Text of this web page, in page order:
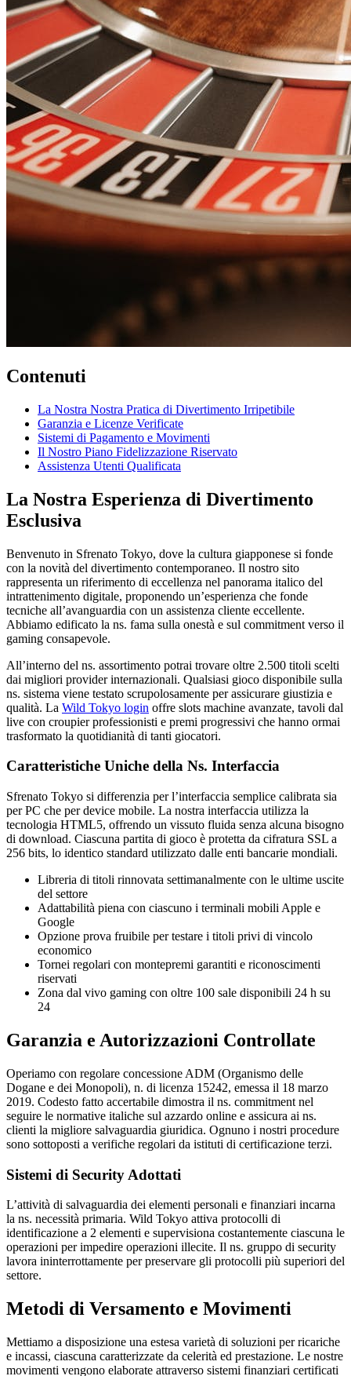
Contenuti
La Nostra Nostra Pratica di Divertimento Irripetibile
Garanzia e Licenze Verificate
Sistemi di Pagamento e Movimenti
Il Nostro Piano Fidelizzazione Riservato
Assistenza Utenti Qualificata
La Nostra Esperienza di Divertimento
Esclusiva
Benvenuto in Sfrenato Tokyo, dove la cultura giapponese si fonde
con la novità del divertimento contemporaneo. Il nostro sito
rappresenta un riferimento di eccellenza nel panorama italico del
intrattenimento digitale, proponendo un’esperienza che fonde
tecniche all’avanguardia con un assistenza cliente eccellente.
Abbiamo edificato la ns. fama sulla onestà e sul commitment verso il
gaming consapevole.
All’interno del ns. assortimento potrai trovare oltre 2.500 titoli scelti
dai migliori provider internazionali. Qualsiasi gioco disponibile sulla
ns. sistema viene testato scrupolosamente per assicurare giustizia e
qualità. La Wild Tokyo login offre slots machine avanzate, tavoli dal
live con croupier professionisti e premi progressivi che hanno ormai
trasformato la quotidianità di tanti giocatori.
Caratteristiche Uniche della Ns. Interfaccia
Sfrenato Tokyo si differenzia per l’interfaccia semplice calibrata sia
per PC che per device mobile. La nostra interfaccia utilizza la
tecnologia HTML5, offrendo un vissuto fluida senza alcuna bisogno
di download. Ciascuna partita di gioco è protetta da cifratura SSL a
256 bits, lo identico standard utilizzato dalle enti bancarie mondiali.
Libreria di titoli rinnovata settimanalmente con le ultime uscite
del settore
Adattabilità piena con ciascuno i terminali mobili Apple e
Google
Opzione prova fruibile per testare i titoli privi di vincolo
economico
Tornei regolari con montepremi garantiti e riconoscimenti
riservati
Zona dal vivo gaming con oltre 100 sale disponibili 24 h su
24
Garanzia e Autorizzazioni Controllate
Operiamo con regolare concessione ADM (Organismo delle
Dogane e dei Monopoli), n. di licenza 15242, emessa il 18 marzo
2019. Codesto fatto accertabile dimostra il ns. commitment nel
seguire le normative italiche sul azzardo online e assicura ai ns.
clienti la migliore salvaguardia giuridica. Ognuno i nostri procedure
sono sottoposti a verifiche regolari da istituti di certificazione terzi.
Sistemi di Security Adottati
L’attività di salvaguardia dei elementi personali e finanziari incarna
la ns. necessità primaria. Wild Tokyo attiva protocolli di
identificazione a 2 elementi e supervisiona costantemente ciascuna le
operazioni per impedire operazioni illecite. Il ns. gruppo di security
lavora ininterrottamente per preservare gli protocolli più superiori del
settore.
Metodi di Versamento e Movimenti
Mettiamo a disposizione una estesa varietà di soluzioni per ricariche
e incassi, ciascuna caratterizzate da celerità ed prestazione. Le nostre
movimenti vengono elaborate attraverso sistemi finanziari certificati